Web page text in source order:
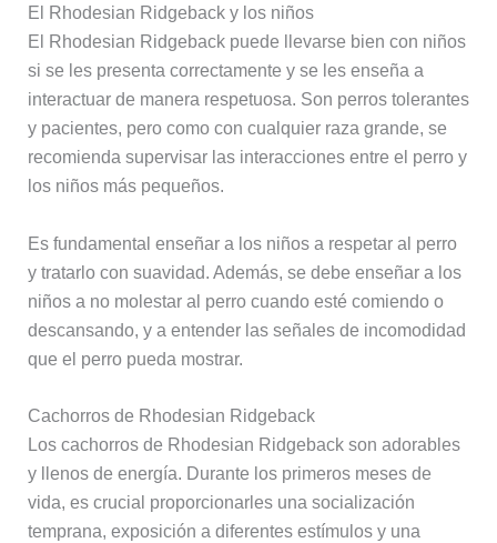
El Rhodesian Ridgeback y los niños
El Rhodesian Ridgeback puede llevarse bien con niños
si se les presenta correctamente y se les enseña a
interactuar de manera respetuosa. Son perros tolerantes
y pacientes, pero como con cualquier raza grande, se
recomienda supervisar las interacciones entre el perro y
los niños más pequeños.
Es fundamental enseñar a los niños a respetar al perro
y tratarlo con suavidad. Además, se debe enseñar a los
niños a no molestar al perro cuando esté comiendo o
descansando, y a entender las señales de incomodidad
que el perro pueda mostrar.
Cachorros de Rhodesian Ridgeback
Los cachorros de Rhodesian Ridgeback son adorables
y llenos de energía. Durante los primeros meses de
vida, es crucial proporcionarles una socialización
temprana, exposición a diferentes estímulos y una